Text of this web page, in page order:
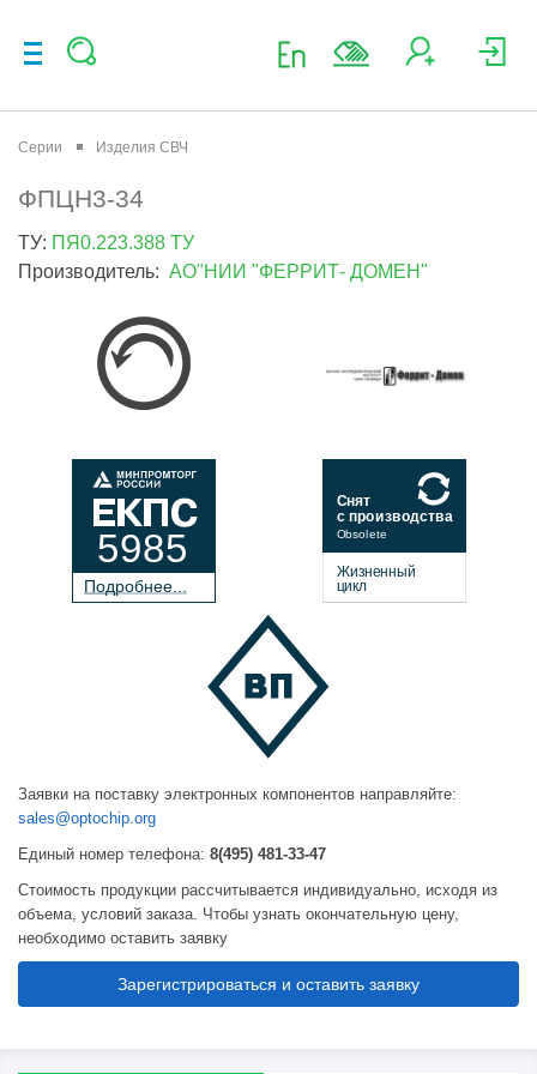
Серии Изделия СВЧ
ФПЦН3-34
ТУ: ПЯ0.223.388 ТУ
Производитель: АО"НИИ "ФЕРРИТ- ДОМЕН"
Подробнее...
5985
Жизненный
цикл
Obsolete
Снят
с производства
Заявки на поставку электронных компонентов направляйте:
sales@optochip.org
Единый номер телефона: 8(495) 481-33-47
Стоимость продукции рассчитывается индивидуально, исходя из
объема, условий заказа. Чтобы узнать окончательную цену,
необходимо оставить заявку
Зарегистрироваться и оставить заявку